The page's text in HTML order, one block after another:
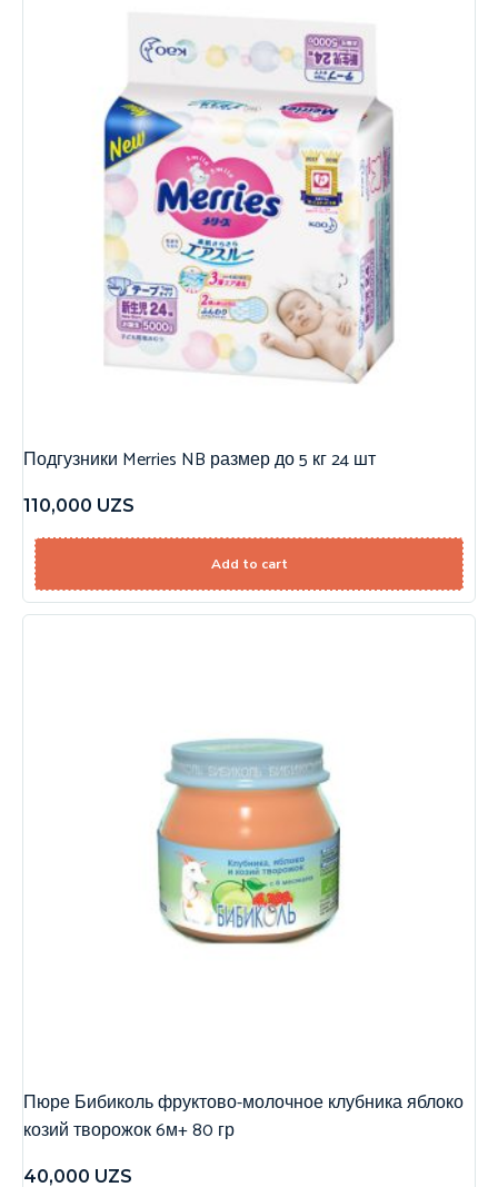
Подгузники Merries NB размер до 5 кг 24 шт
110,000 UZS
Add to cart
Пюре Бибиколь фруктово-молочное клубника яблоко
козий творожок 6м+ 80 гр
40,000 UZS